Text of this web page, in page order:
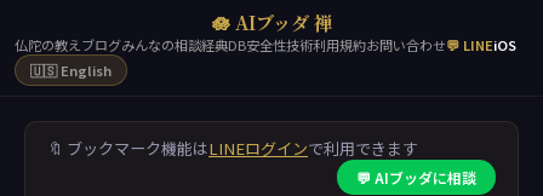
🪷 AIブッダ 禅
仏陀の教え ブログみんなの相談経典DB安全性技術利用規約お問い合わせ💬 LINEiOS
🇺🇸 English
🔖 ブックマーク機能はLINEログインで利用できます
💬 AIブッダに相談